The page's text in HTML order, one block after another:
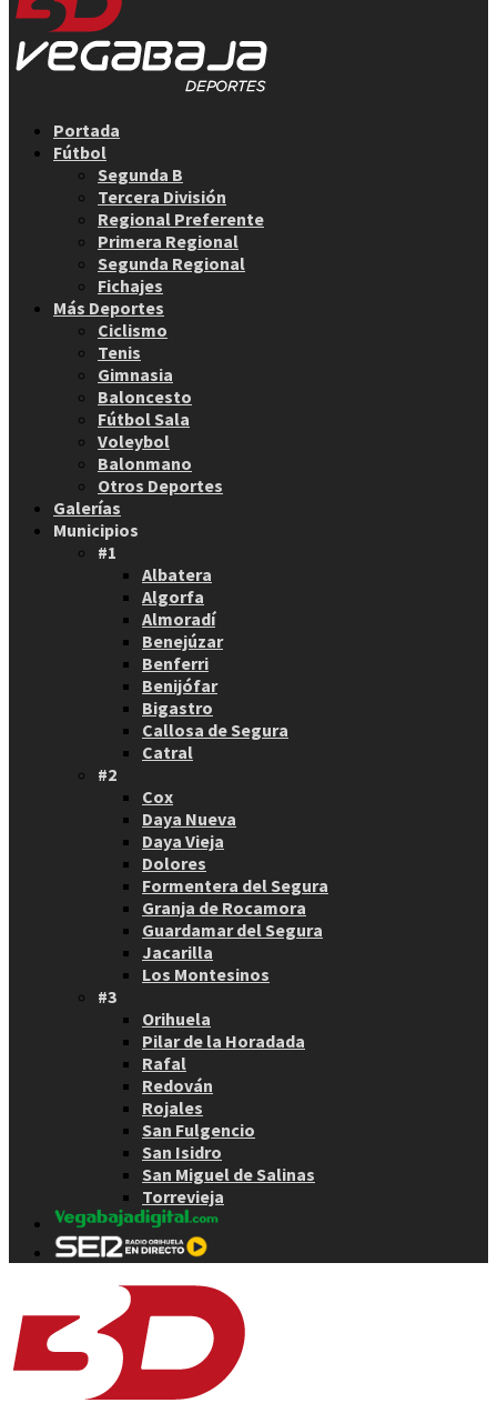
Portada
Fútbol
Segunda B
Tercera División
Regional Preferente
Primera Regional
Segunda Regional
Fichajes
Más Deportes
Ciclismo
Tenis
Gimnasia
Baloncesto
Fútbol Sala
Voleybol
Balonmano
Otros Deportes
Galerías
Municipios
#1
Albatera
Algorfa
Almoradí
Benejúzar
Benferri
Benijófar
Bigastro
Callosa de Segura
Catral
#2
Cox
Daya Nueva
Daya Vieja
Dolores
Formentera del Segura
Granja de Rocamora
Guardamar del Segura
Jacarilla
Los Montesinos
#3
Orihuela
Pilar de la Horadada
Rafal
Redován
Rojales
San Fulgencio
San Isidro
San Miguel de Salinas
Torrevieja